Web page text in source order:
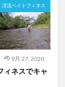
渓流ベイトフィネス
9月 27, 2020
ィネスでキャ